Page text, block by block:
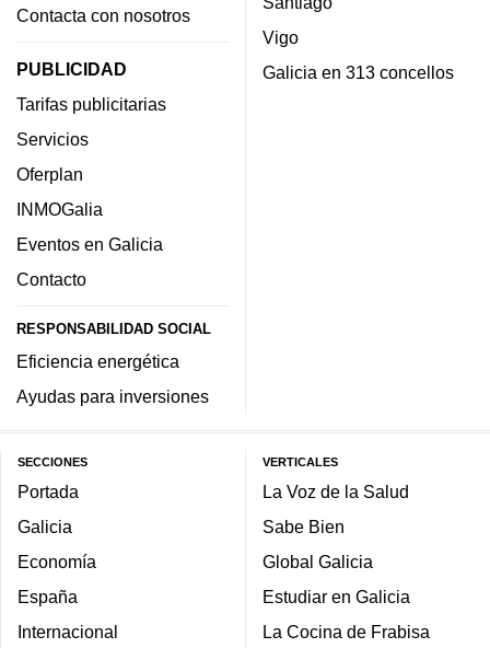
Contacta con nosotros
PUBLICIDAD
Tarifas publicitarias
Servicios
Oferplan
INMOGalia
Eventos en Galicia
Contacto
RESPONSABILIDAD SOCIAL
Eficiencia energética
Ayudas para inversiones
Vigo
Galicia en 313 concellos
SECCIONES
Portada
Galicia
Economía
España
Internacional
VERTICALES
La Voz de la Salud
Sabe Bien
Global Galicia
Estudiar en Galicia
La Cocina de Frabisa